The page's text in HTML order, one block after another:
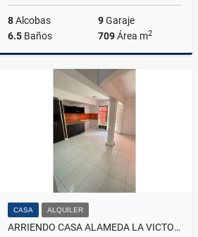
8Alcobas 9Garaje
6.5 Baños 709Área m2
$2.100.000.000
CASA ALQUILER
ARRIENDO CASA ALAMEDA LA VICTORIA